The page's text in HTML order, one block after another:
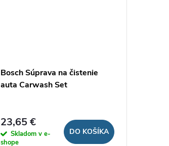
Bosch Súprava na čistenie
auta Carwash Set
23,65 €
Skladom v e-
shope
DO KOŠÍKA